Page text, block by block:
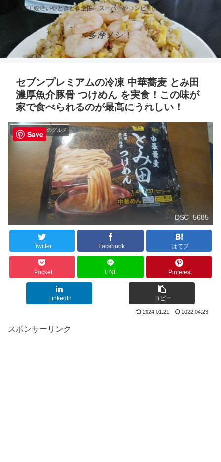
京王線沿いやときどき全国・スーパーやコンビニのグルメを紹介！
多摩メシ！
セブンプレミアムの冷凍 中華蕎麦 とみ田
濃厚魚介豚骨 つけめん を実食！この味が
家で食べられるのが最高にうれしい！
セブンイレブンのグルメ
DSC_5685
Twitter Facebook はてブ
Pocket LINE Pinterest
LinkedIn コピー
2024.01.21 2022.04.23
スポンサーリンク
Save